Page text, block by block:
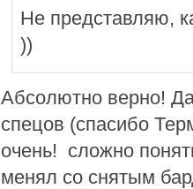
Не представляю,
))
Абсолютно верно!
спецов (спасибо
очень! сложно
менял со снятым